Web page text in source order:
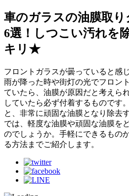
車のガラスの油膜取
6選！しつこい汚れを
キリ★
フロントガラスが曇っていると感
雨が降った時や街灯の光でフロン
ていたら、油膜が原因だと考えら
していたら必ず付着するものです
と、非常に頑固な油膜となり除去
では、軽度な油膜や頑固な油膜を
のでしょうか。手軽にできるもの
る方法までご紹介します。